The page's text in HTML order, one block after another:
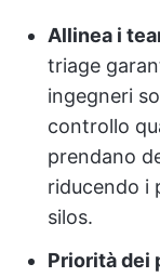
Allinea i
triage
ingegneri
controllo
prendano
riducendo i
silos.
Priorità dei